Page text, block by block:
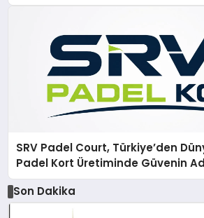
SRV Padel Court, Türkiye’den
Padel Kort Üretiminde Güvenin
Son Dakika